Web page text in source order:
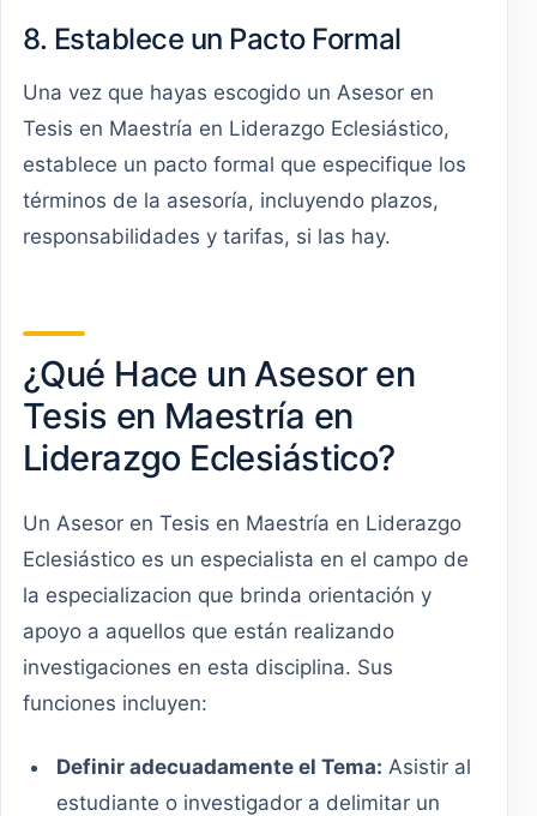
8. Establece un Pacto Formal
Una vez que hayas escogido un Asesor en
Tesis en Maestría en Liderazgo Eclesiástico,
establece un pacto formal que especifique los
términos de la asesoría, incluyendo plazos,
responsabilidades y tarifas, si las hay.
¿Qué Hace un Asesor en
Tesis en Maestría en
Liderazgo Eclesiástico?
Un Asesor en Tesis en Maestría en Liderazgo
Eclesiástico es un especialista en el campo de
la especializacion que brinda orientación y
apoyo a aquellos que están realizando
investigaciones en esta disciplina. Sus
funciones incluyen:
Definir adecuadamente el Tema: Asistir al
estudiante o investigador a delimitar un